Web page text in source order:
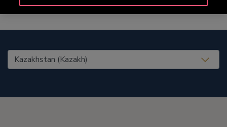
United States (EN)